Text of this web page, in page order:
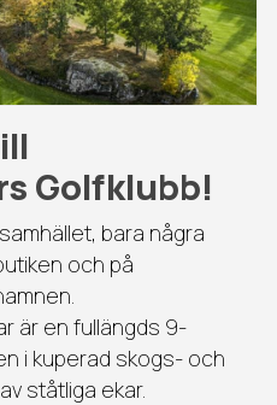
Golfklubb!
bara några
och på
är en fullängds 9-
i kuperad skogs- och
ståtliga ekar.